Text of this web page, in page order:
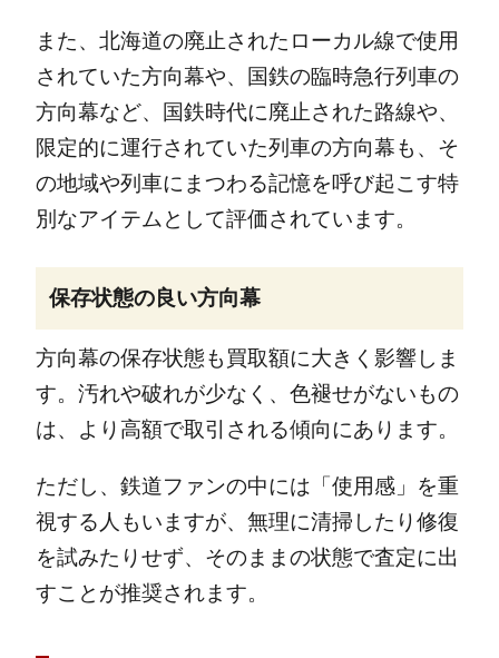
また、北海道の廃止されたローカル線で使用
されていた方向幕や、国鉄の臨時急行列車の
方向幕など、国鉄時代に廃止された路線や、
限定的に運行されていた列車の方向幕も、そ
の地域や列車にまつわる記憶を呼び起こす特
別なアイテムとして評価されています。
保存状態の良い方向幕
方向幕の保存状態も買取額に大きく影響しま
す。汚れや破れが少なく、色褪せがないもの
は、より高額で取引される傾向にあります。
ただし、鉄道ファンの中には「使用感」を重
視する人もいますが、無理に清掃したり修復
を試みたりせず、そのままの状態で査定に出
すことが推奨されます。